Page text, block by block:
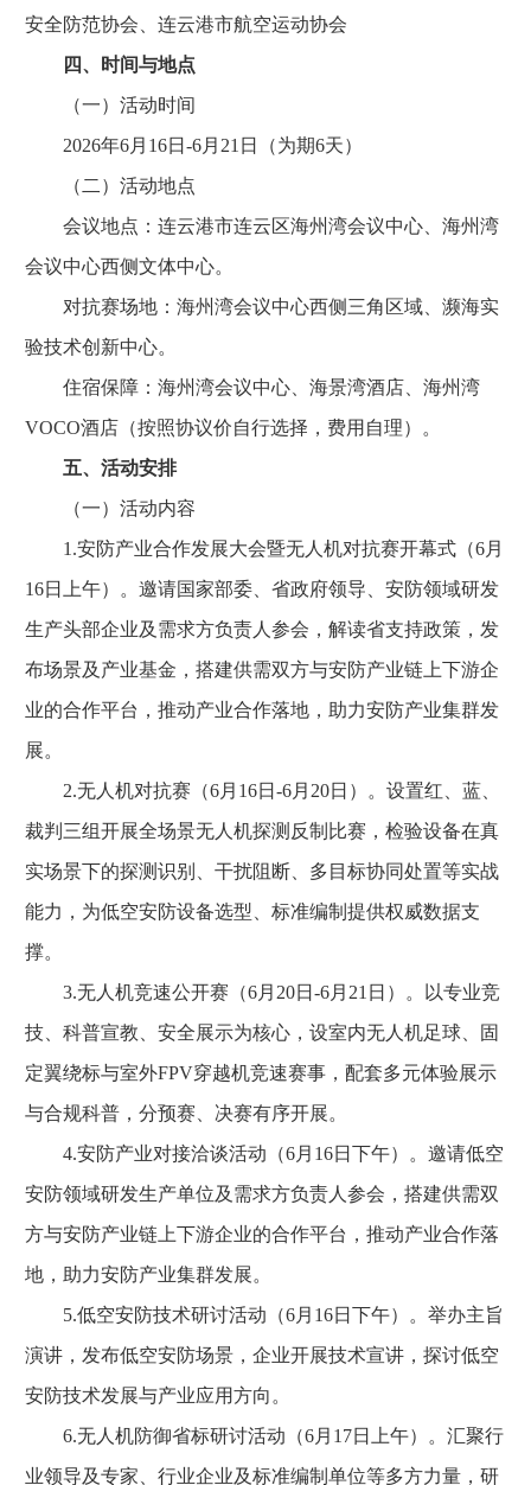
安全防范协会、连云港市航空运动协会
四、时间与地点
（一）活动时间
2026年6月16日-6月21日（为期6天）
（二）活动地点
会议地点：连云港市连云区海州湾会议中心、海州湾
会议中心西侧文体中心。
对抗赛场地：海州湾会议中心西侧三角区域、濒海实
验技术创新中心。
住宿保障：海州湾会议中心、海景湾酒店、海州湾
VOCO酒店（按照协议价自行选择，费用自理）。
五、活动安排
（一）活动内容
1.安防产业合作发展大会暨无人机对抗赛开幕式（6月
16日上午）。邀请国家部委、省政府领导、安防领域研发
生产头部企业及需求方负责人参会，解读省支持政策，发
布场景及产业基金，搭建供需双方与安防产业链上下游企
业的合作平台，推动产业合作落地，助力安防产业集群发
展。
2.无人机对抗赛（6月16日-6月20日）。设置红、蓝、
裁判三组开展全场景无人机探测反制比赛，检验设备在真
实场景下的探测识别、干扰阻断、多目标协同处置等实战
能力，为低空安防设备选型、标准编制提供权威数据支
撑。
3.无人机竞速公开赛（6月20日-6月21日）。以专业竞
技、科普宣教、安全展示为核心，设室内无人机足球、固
定翼绕标与室外FPV穿越机竞速赛事，配套多元体验展示
与合规科普，分预赛、决赛有序开展。
4.安防产业对接洽谈活动（6月16日下午）。邀请低空
安防领域研发生产单位及需求方负责人参会，搭建供需双
方与安防产业链上下游企业的合作平台，推动产业合作落
地，助力安防产业集群发展。
5.低空安防技术研讨活动（6月16日下午）。举办主旨
演讲，发布低空安防场景，企业开展技术宣讲，探讨低空
安防技术发展与产业应用方向。
6.无人机防御省标研讨活动（6月17日上午）。汇聚行
业领导及专家、行业企业及标准编制单位等多方力量，研